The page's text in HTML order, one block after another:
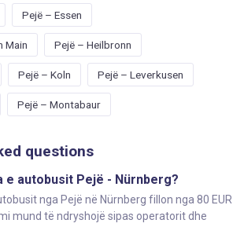
Pejë – Essen
Main Pejë – Heilbronn
Pejë – Koln Pejë – Leverkusen
Pejë – Montabaur
questions
e autobusit Pejë - Nürnberg?
nga Pejë në Nürnberg fillon nga 80 EUR
mund të ndryshojë sipas operatorit dhe